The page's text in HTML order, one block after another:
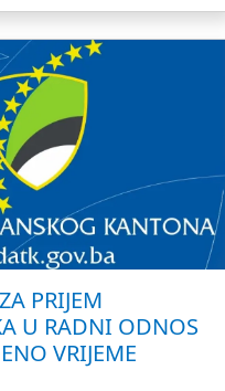
PRIJEM
U RADNI ODNOS
VRIJEME